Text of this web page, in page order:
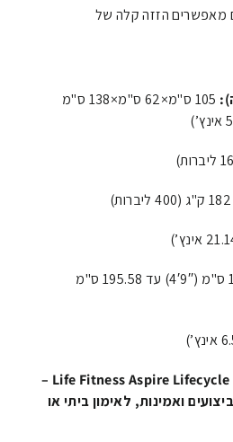
מאפשרים הזזה קלה של
105 ס"מ×
62 ס"מ×
138 ס"מ
אינץ’)
ליברות)
182 ק"ג (
400ליברות)
אינץ’)
ס"מ (
4′9′′ ) עד 195.58 ס"מ
אינץ’)
ה-Life Fitness Aspire Lifecycle Upright Exercise Bike –
ואמינות, לאימון ביתי או